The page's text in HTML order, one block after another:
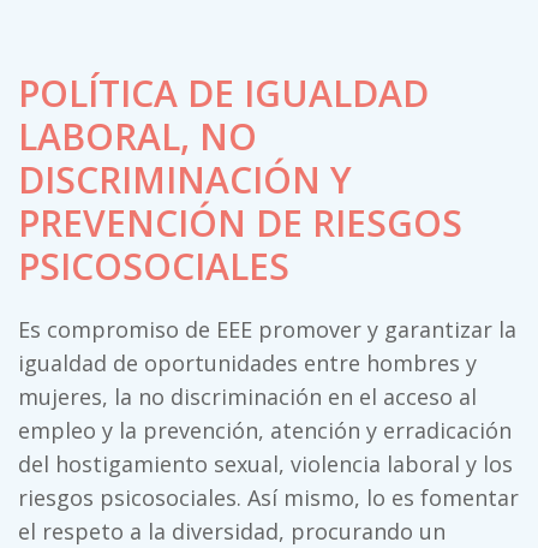
POLÍTICA DE IGUALDAD
LABORAL, NO
DISCRIMINACIÓN Y
PREVENCIÓN DE RIESGOS
PSICOSOCIALES
Es compromiso de EEE promover y garantizar la
igualdad de oportunidades entre hombres y
mujeres, la no discriminación en el acceso al
empleo y la prevención, atención y erradicación
del hostigamiento sexual, violencia laboral y los
riesgos psicosociales. Así mismo, lo es fomentar
el respeto a la diversidad, procurando un